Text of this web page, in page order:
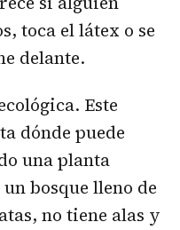
toca el látex o se
delante.
Este
dónde puede
una planta
bosque lleno de
no tiene alas y